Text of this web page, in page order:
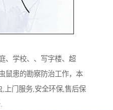
、学校、、写‌‌字楼、超
鼠患的勘察防治工作，本
上门服务,安全环保,售后保